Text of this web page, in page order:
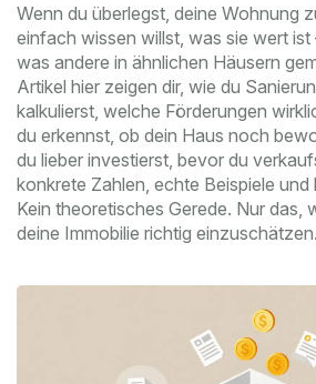
Wenn du überlegst, deine Wohnung
einfach wissen willst, was sie wert ist
was andere in ähnlichen Häusern
Artikel hier zeigen dir, wie du
kalkulierst, welche Förderungen
du erkennst, ob dein Haus noch
du lieber investierst, bevor du
konkrete Zahlen, echte Beispiele und
Kein theoretisches Gerede. Nur das,
deine Immobilie richtig einzuschätzen.